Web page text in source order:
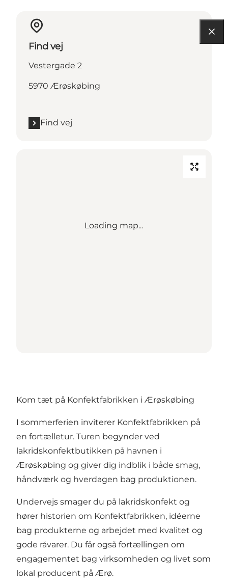
Find vej
Vestergade 2
5970 Ærøskøbing
Find vej
Loading map...
Kom tæt på Konfektfabrikken i Ærøskøbing
I sommerferien inviterer Konfektfabrikken på
en fortælletur. Turen begynder ved
lakridskonfektbutikken på havnen i
Ærøskøbing og giver dig indblik i både smag,
håndværk og hverdagen bag produktionen.
Undervejs smager du på lakridskonfekt og
hører historien om Konfektfabrikken, idéerne
bag produkterne og arbejdet med kvalitet og
gode råvarer. Du får også fortællingen om
engagementet bag virksomheden og livet som
lokal producent på Ærø.